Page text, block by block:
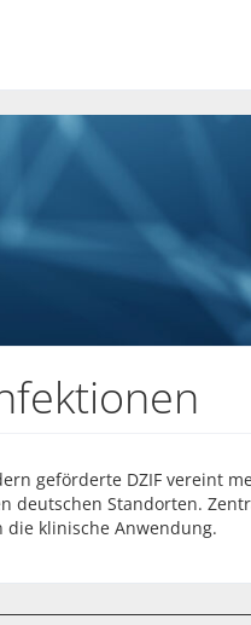
geförderte DZIF vereint
Standorten.
klinische Anwendung.